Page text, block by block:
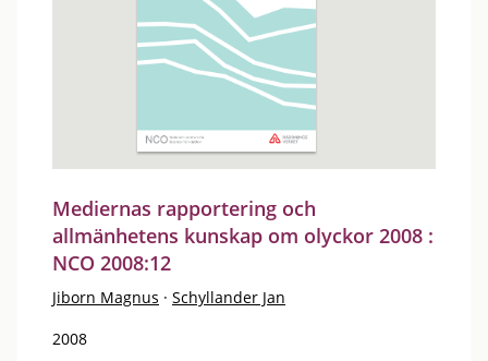
Mediernas rapportering och
allmänhetens kunskap om olyckor 2008 :
NCO 2008:12
Jiborn Magnus · Schyllander Jan
2008